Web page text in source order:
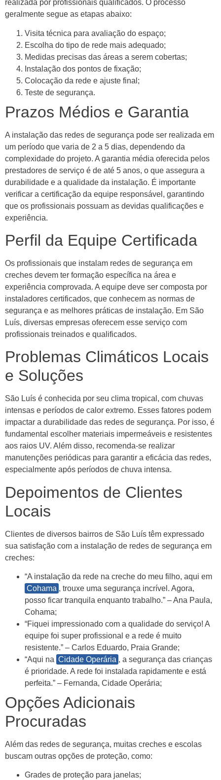
realizada por profissionais qualificados. O processo
geralmente segue as etapas abaixo:
Visita técnica para avaliação do espaço;
Escolha do tipo de rede mais adequado;
Medidas precisas das áreas a serem cobertas;
Instalação dos pontos de fixação;
Colocação da rede e ajuste final;
Teste de segurança.
Prazos Médios e Garantia
A instalação das redes de segurança pode ser realizada em
um período que varia de 2 a 5 dias, dependendo da
complexidade do projeto. A garantia média oferecida pelos
prestadores de serviço é de até 5 anos, o que assegura a
durabilidade e a qualidade da instalação. É importante
verificar a certificação da equipe responsável, garantindo
que os profissionais possuam as devidas qualificações e
experiência.
Perfil da Equipe Certificada
Os profissionais que instalam redes de segurança em
creches devem ter formação específica na área e
experiência comprovada. A equipe deve ser composta por
instaladores certificados, que conhecem as normas de
segurança e as melhores práticas de instalação. Em São
Luís, diversas empresas oferecem esse serviço com
profissionais treinados e qualificados.
Problemas Climáticos Locais
e Soluções
São Luís é conhecida por seu clima tropical, com chuvas
intensas e períodos de calor extremo. Esses fatores podem
impactar a durabilidade das redes de segurança. Por isso, é
fundamental escolher materiais impermeáveis e resistentes
aos raios UV. Além disso, recomenda-se realizar
manutenções periódicas para garantir a eficácia das redes,
especialmente após períodos de chuva intensa.
Depoimentos de Clientes
Locais
Clientes de diversos bairros de São Luís têm expressado
sua satisfação com a instalação de redes de segurança em
creches:
“A instalação da rede na creche do meu filho, aqui em
Cohama , trouxe uma segurança incrível. Agora,
posso ficar tranquila enquanto trabalho.” – Ana Paula,
Cohama;
“Fiquei impressionado com a qualidade do serviço! A
equipe foi super profissional e a rede é muito
resistente.” – Carlos Eduardo, Praia Grande;
“Aqui na Cidade Operária , a segurança das crianças
é prioridade. A rede foi instalada rapidamente e está
perfeita.” – Fernanda, Cidade Operária;
Opções Adicionais
Procuradas
Além das redes de segurança, muitas creches e escolas
buscam outras opções de proteção, como:
Grades de proteção para janelas;